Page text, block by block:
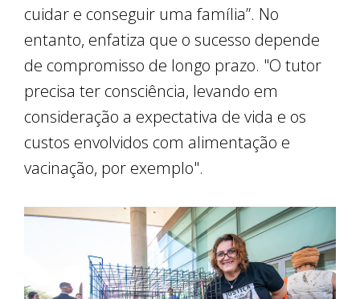
cuidar e conseguir uma família”. No
entanto, enfatiza que o sucesso depende
de compromisso de longo prazo. "O tutor
precisa ter consciência, levando em
consideração a expectativa de vida e os
custos envolvidos com alimentação e
vacinação, por exemplo".